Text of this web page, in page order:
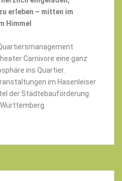
erleben – mitten im
Himmel
Carnivore eine ganz
ins Quartier.
im Hasenleiser
der Städtebauförderung